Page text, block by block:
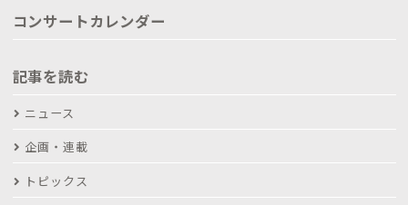
コンサートカレンダー
記事を読む
ニュース
企画・連載
トピックス